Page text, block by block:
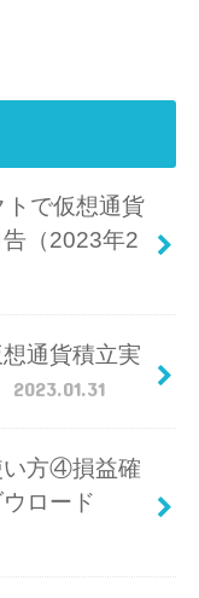
で仮想通貨
（2023年2
通貨積立実
2023.01.31
い方④損益確
ロード